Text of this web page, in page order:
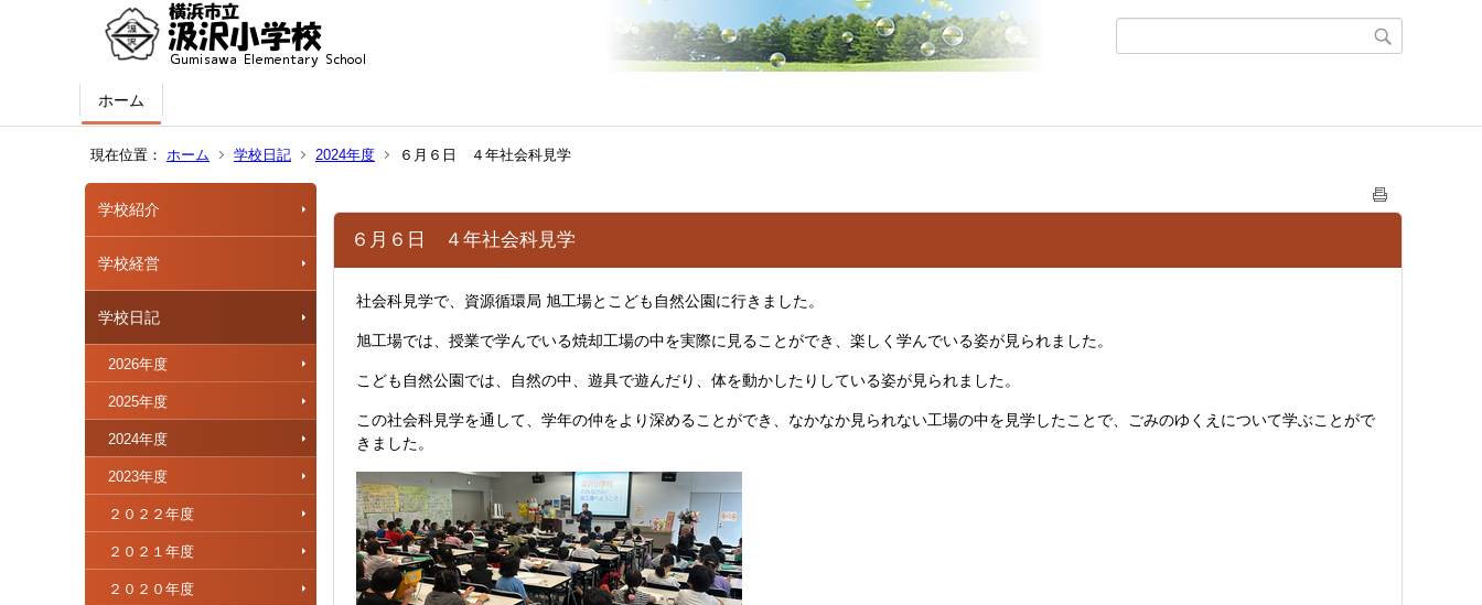
ホーム
現在位置： ホーム 学校日記 2024年度 ６月６日 ４年社会科見学
学校紹介
学校経営
学校日記
2026年度
2025年度
2024年度
2023年度
２０２２年度
２０２１年度
２０２０年度
６月６日 ４年社会科見学
社会科見学で、資源循環局 旭工場とこども自然公園に行きました。
旭工場では、授業で学んでいる焼却工場の中を実際に見ることができ、楽しく学んでいる姿が見られました。
こども自然公園では、自然の中、遊具で遊んだり、体を動かしたりしている姿が見られました。
この社会科見学を通して、学年の仲をより深めることができ、なかなか見られない工場の中を見学したことで、ごみのゆくえについて学ぶことがで
きました。